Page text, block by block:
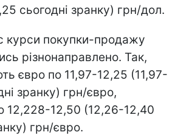
cьогодні зранку) грн/дол.
курси покупки-продажу
різнонаправлено. Так,
євро по 11,97-12,25 (11,97-
зранку) грн/євро,
12,228-12,50 (12,26-12,40
грн/євро.